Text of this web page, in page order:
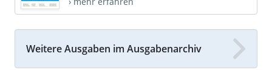
Weitere Ausgaben im Ausgabenarchiv